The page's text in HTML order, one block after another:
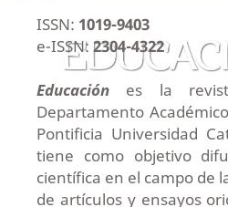
ISSN: 1019-9403
e-ISSN: 2304-4322
Educación es la
Departamento
Pontificia Universidad
tiene como objetivo
científica en el campo de
de artículos y ensayos